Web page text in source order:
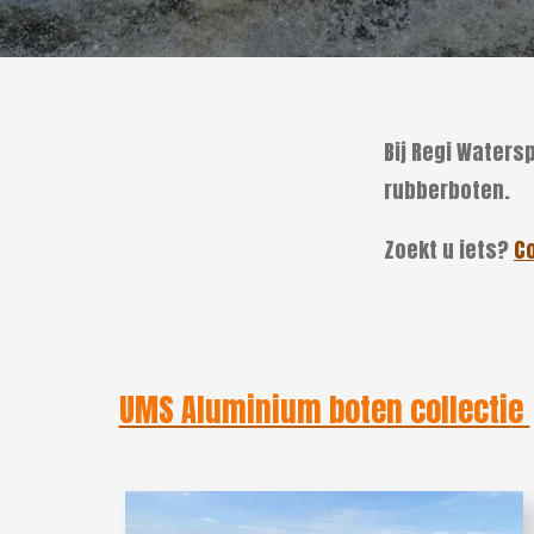
Bij Regi
rubberboten.
Zoekt u iets?
UMS Aluminium boten collectie